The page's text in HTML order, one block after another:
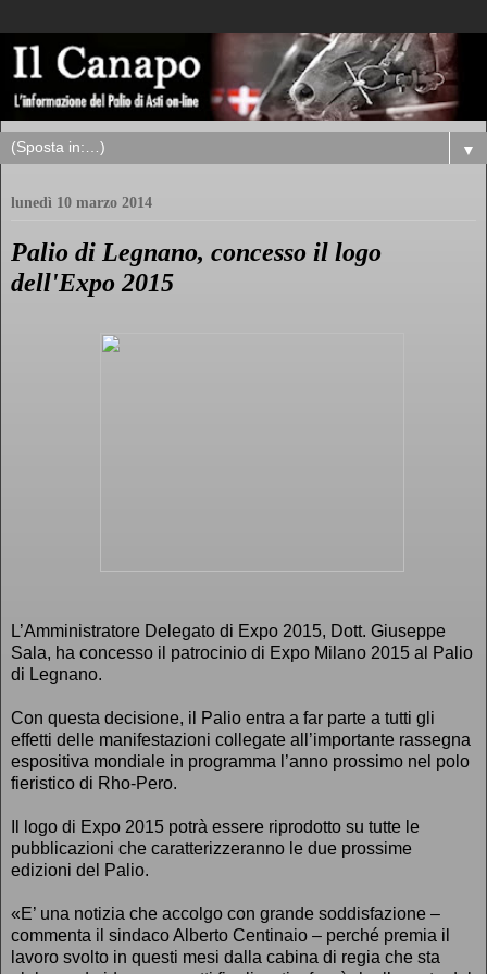
▼
lunedì 10 marzo 2014
Palio di Legnano, concesso il logo
dell'Expo 2015
L’Amministratore Delegato di Expo 2015, Dott. Giuseppe
Sala, ha concesso il patrocinio di Expo Milano 2015 al Palio
di Legnano.
Con questa decisione, il Palio entra a far parte a tutti gli
effetti delle manifestazioni collegate all’importante rassegna
espositiva mondiale in programma l’anno prossimo nel polo
fieristico di Rho-Pero.
Il logo di Expo 2015 potrà essere riprodotto su tutte le
pubblicazioni che caratterizzeranno le due prossime
edizioni del Palio.
«E’ una notizia che accolgo con grande soddisfazione –
commenta il sindaco Alberto Centinaio – perché premia il
lavoro svolto in questi mesi dalla cabina di regia che sta